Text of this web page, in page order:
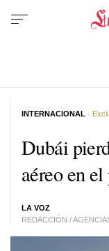
Dubái
aéreo en
LA VOZ
REDACCIÓN /
INTERNACIONAL ·